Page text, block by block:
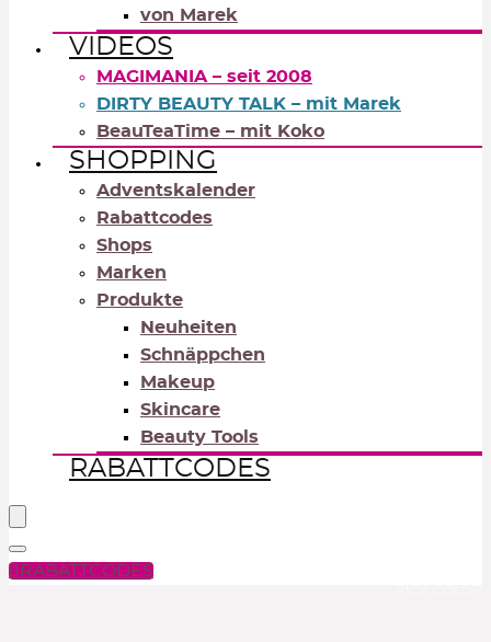
von Marek
VIDEOS
MAGIMANIA – seit 2008
DIRTY BEAUTY TALK – mit Marek
BeauTeaTime – mit Koko
SHOPPING
Adventskalender
Rabattcodes
Shops
Marken
Produkte
Neuheiten
Schnäppchen
Makeup
Skincare
Beauty Tools
RABATTCODES
RABATTCODES